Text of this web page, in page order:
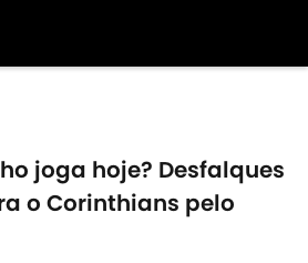
joga hoje? Desfalques
o Corinthians pelo